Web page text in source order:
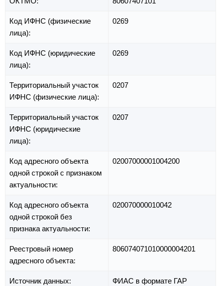
Код ИФНС (физические
лица):
0269
Код ИФНС (юридические
лица):
0269
Территориальный участок
ИФНС (физические лица):
0207
Территориальный участок
ИФНС (юридические
лица):
0207
Код адресного объекта
одной строкой с признаком
актуальности:
02007000001004200
Код адресного объекта
одной строкой без
признака актуальности:
020070000010042
Реестровый номер
адресного объекта:
806074071010000004201
Источник данных: ФИАС в формате ГАР